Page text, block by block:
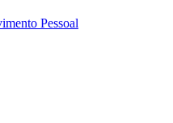
Pessoal